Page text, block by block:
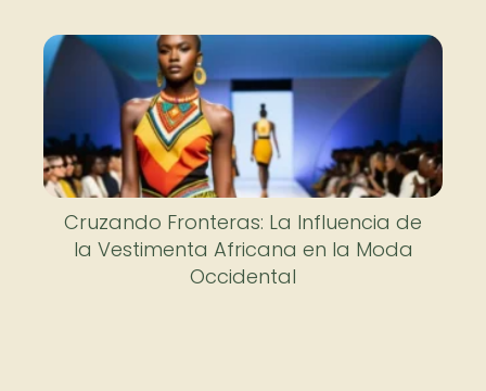
Cruzando Fronteras: La Influencia de
la Vestimenta Africana en la Moda
Occidental